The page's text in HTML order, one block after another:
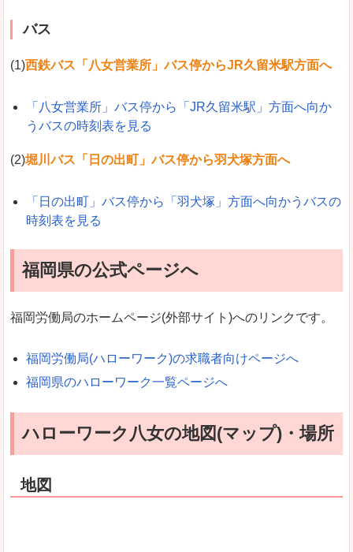
バス
(1)西鉄バス「八女営業所」バス停からJR久留米駅方面へ
「八女営業所」バス停から「JR久留米駅」方面へ向か
うバスの時刻表を見る
(2)堀川バス「日の出町」バス停から羽犬塚方面へ
「日の出町」バス停から「羽犬塚」方面へ向かうバスの
時刻表を見る
福岡県の公式ページへ
福岡労働局のホームページ(外部サイト)へのリンクです。
福岡労働局(ハローワーク)の求職者向けページへ
福岡県のハローワーク一覧ページへ
ハローワーク八女の地図(マップ)・場所
地図